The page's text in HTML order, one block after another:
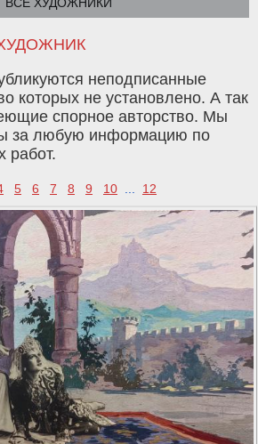
ВСЕ ХУДОЖНИКИ
неподписанные
которых не установлено. А так
спорное авторство. Мы
за любую информацию по
работ.
5 6 7 8 9 10 ... 12